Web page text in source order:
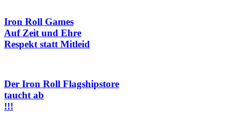
Iron Roll Games
Auf Zeit und Ehre
Respekt statt Mitleid
Der Iron Roll Flagshipstore
taucht ab
!!!